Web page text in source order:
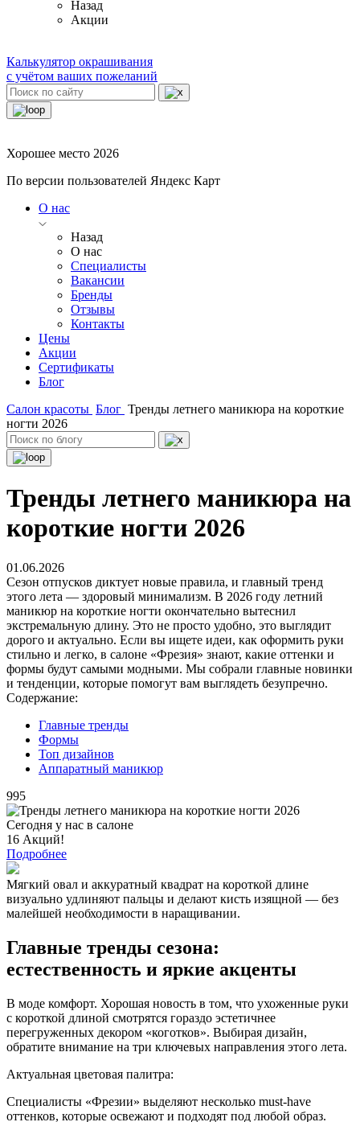
Назад
Акции
Калькулятор окрашивания
с учётом ваших пожеланий
Хорошее место 2026
По версии пользователей Яндекс Карт
О нас
Назад
О нас
Специалисты
Вакансии
Бренды
Отзывы
Контакты
Цены
Акции
Сертификаты
Блог
Салон красоты Блог Тренды летнего маникюра на короткие
ногти 2026
Тренды летнего маникюра на
короткие ногти 2026
01.06.2026
Сезон отпусков диктует новые правила, и главный тренд
этого лета — здоровый минимализм. В 2026 году летний
маникюр на короткие ногти окончательно вытеснил
экстремальную длину. Это не просто удобно, это выглядит
дорого и актуально. Если вы ищете идеи, как оформить руки
стильно и легко, в салоне «Фрезия» знают, какие оттенки и
формы будут самыми модными. Мы собрали главные новинки
и тенденции, которые помогут вам выглядеть безупречно.
Содержание:
Главные тренды
Формы
Топ дизайнов
Аппаратный маникюр
995
Сегодня у нас в салоне
16 Акций!
Подробнее
Мягкий овал и аккуратный квадрат на короткой длине
визуально удлиняют пальцы и делают кисть изящной — без
малейшей необходимости в наращивании.
Главные тренды сезона:
естественность и яркие акценты
В моде комфорт. Хорошая новость в том, что ухоженные руки
с короткой длиной смотрятся гораздо эстетичнее
перегруженных декором «коготков». Выбирая дизайн,
обратите внимание на три ключевых направления этого лета.
Актуальная цветовая палитра:
Специалисты «Фрезии» выделяют несколько must-have
оттенков, которые освежают и подходят под любой образ.